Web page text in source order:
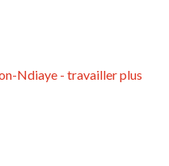
Ndiaye - travailler plus